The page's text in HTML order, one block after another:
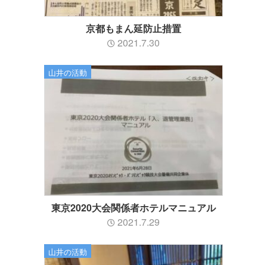
京都もまん延防止措置
2021.7.30
山井の活動
東京2020大会関係者ホテルマニュアル
2021.7.29
山井の活動